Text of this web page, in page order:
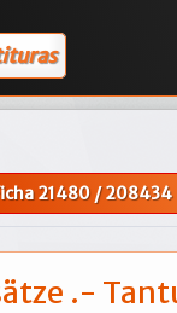
21480/208434
.-